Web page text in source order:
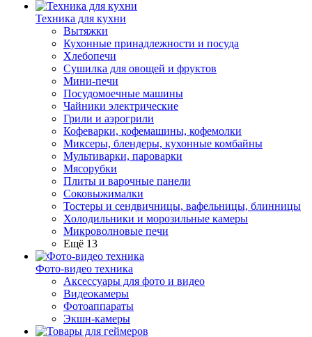
Техника для кухни
Вытяжки
Кухонные принадлежности и посуда
Хлебопечи
Сушилка для овощей и фруктов
Мини-печи
Посудомоечные машины
Чайники электрические
Грили и аэрогрили
Кофеварки, кофемашины, кофемолки
Миксеры, блендеры, кухонные комбайны
Мультиварки, пароварки
Мясорубки
Плиты и варочные панели
Соковыжималки
Тостеры и сендвичницы, вафельницы, блинницы
Холодильники и морозильные камеры
Микроволновые печи
Ещё 13
Фото-видео техника
Аксессуары для фото и видео
Видеокамеры
Фотоаппараты
Экшн-камеры